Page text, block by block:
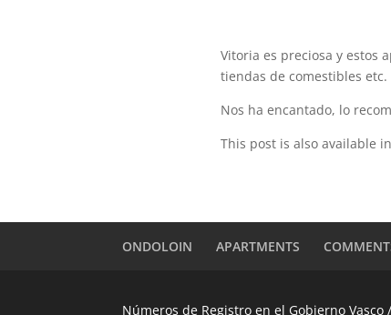
Vitoria es preciosa y estos
tiendas de comestibles etc.
Nos ha encantado, lo
This post is also available
Números de Registro en el Gobierno Vasco
ONDOLOIN APARTMENTS